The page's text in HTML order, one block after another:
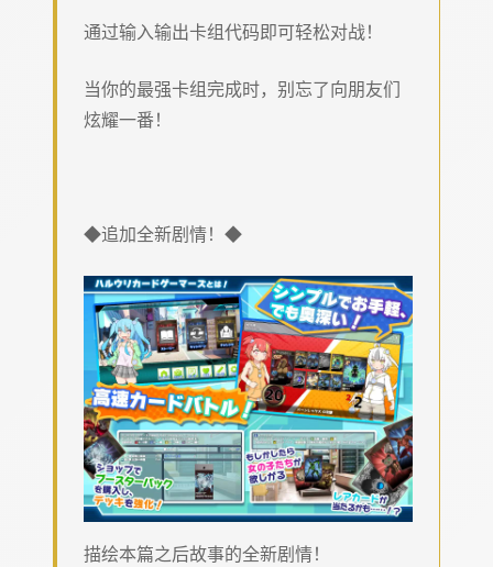
通过输入输出卡组代码即可轻松对战！
当你的最强卡组完成时，别忘了向朋友们
炫耀一番！
◆追加全新剧情！◆
描绘本篇之后故事的全新剧情！